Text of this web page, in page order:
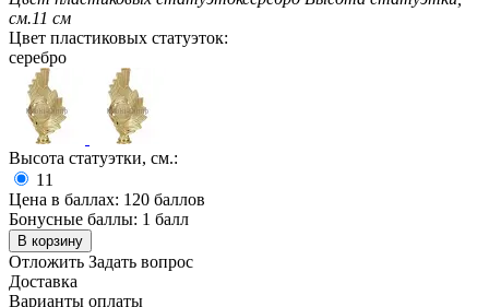
см.11 см
Цвет пластиковых статуэток:
серебро
Высота статуэтки, см.:
11
Цена в баллах: 120 баллов
Бонусные баллы: 1 балл
В корзину
Отложить Задать вопрос
Доставка
Варианты оплаты